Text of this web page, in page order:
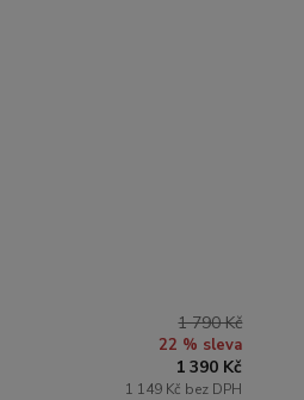
1 790 Kč
22 % sleva
1 390 Kč
1 149 Kč bez DPH